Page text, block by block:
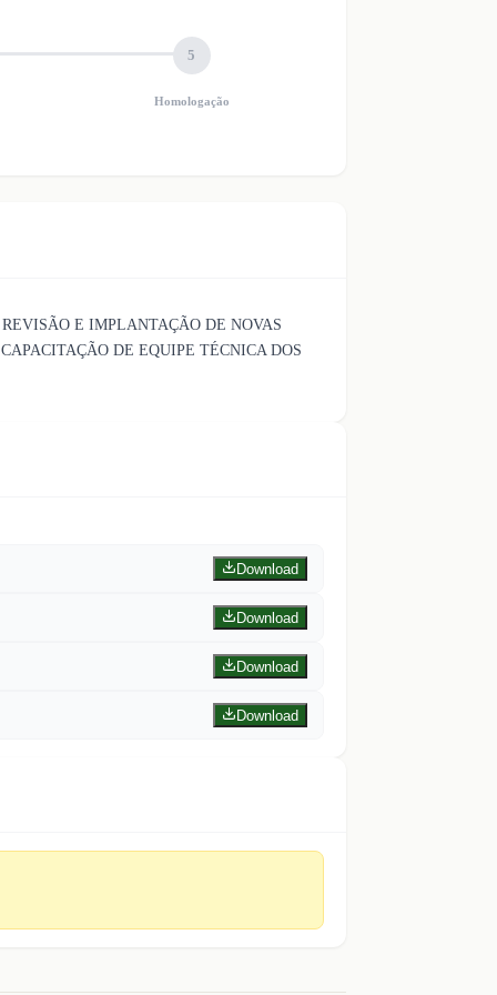
5
Homologação
E IMPLANTAÇÃO DE NOVAS
DE EQUIPE TÉCNICA DOS
Download
Download
Download
Download